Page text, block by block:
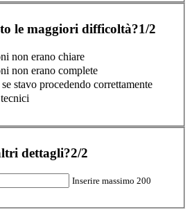
le maggiori difficoltà?1/2
non erano chiare
non erano complete
stavo procedendo correttamente
dettagli?2/2
Inserire massimo 200